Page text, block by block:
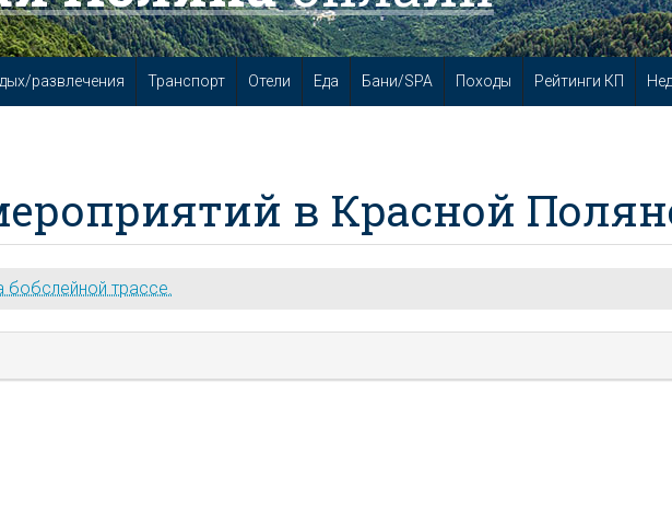
развлечения Транспорт Отели Еда Бани/SPA Походы Рейтинги КП
в Красной
бобслейной трассе.